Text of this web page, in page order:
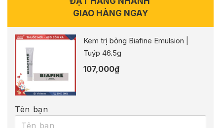
GIAO HÀNG NGAY
Kem trị bỏng Biafine Emulsion |
Tuýp 46.5g
107,000₫
Tên bạn